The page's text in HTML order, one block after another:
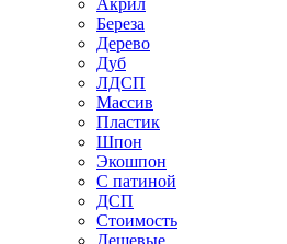
Акрил
Береза
Дерево
Дуб
ЛДСП
Массив
Пластик
Шпон
Экошпон
С патиной
ДСП
Стоимость
Дешевые